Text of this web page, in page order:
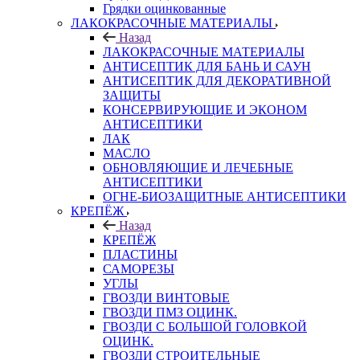
Грядки оцинкованные
ЛАКОКРАСОЧНЫЕ МАТЕРИАЛЫ
Назад
ЛАКОКРАСОЧНЫЕ МАТЕРИАЛЫ
АНТИСЕПТИК ДЛЯ БАНЬ И САУН
АНТИСЕПТИК ДЛЯ ДЕКОРАТИВНОЙ
ЗАЩИТЫ
КОНСЕРВИРУЮЩИЕ И ЭКОНОМ
АНТИСЕПТИКИ
ЛАК
МАСЛО
ОБНОВЛЯЮЩИЕ И ЛЕЧЕБНЫЕ
АНТИСЕПТИКИ
ОГНЕ-БИОЗАЩИТНЫЕ АНТИСЕПТИКИ
КРЕПЁЖ
Назад
КРЕПЁЖ
ПЛАСТИНЫ
САМОРЕЗЫ
УГЛЫ
ГВОЗДИ ВИНТОВЫЕ
ГВОЗДИ ПМЗ ОЦИНК.
ГВОЗДИ С БОЛЬШОЙ ГОЛОВКОЙ
ОЦИНК.
ГВОЗДИ СТРОИТЕЛЬНЫЕ